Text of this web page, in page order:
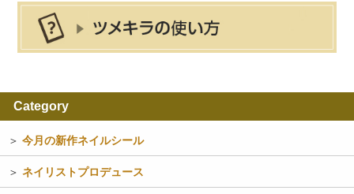
Category
＞ 今月の新作ネイルシール
＞ ネイリストプロデュース